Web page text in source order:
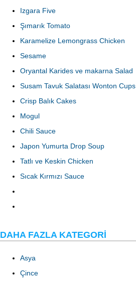
Izgara Five
Şımarık Tomato
Karamelize Lemongrass Chicken
Sesame
Oryantal Karides ve makarna Salad
Susam Tavuk Salatası Wonton Cups
Crisp Balık Cakes
Mogul
Chili Sauce
Japon Yumurta Drop Soup
Tatlı ve Keskin Chicken
Sıcak Kırmızı Sauce
DAHA FAZLA KATEGORI
Asya
Çince